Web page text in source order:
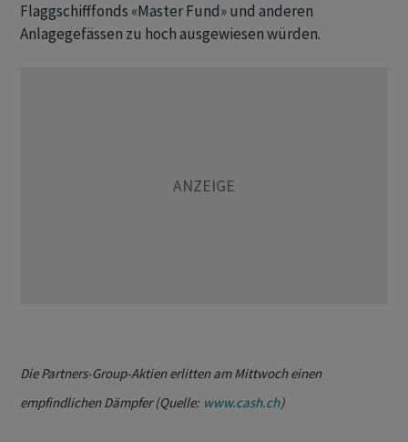
Flaggschifffonds «Master Fund» und anderen
Anlagegefässen zu hoch ausgewiesen würden.
Die Partners-Group-Aktien erlitten am Mittwoch einen
empfindlichen Dämpfer (Quelle: www.cash.ch)